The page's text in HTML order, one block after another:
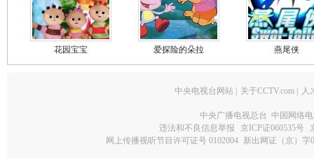
花园宝宝 爱探险的朵拉 燕尾侠
中央电视台网站 关于CCTV.com 人
中央广播电视总台 中国网络
违法和不良信息举报
京ICP证060535号
网上传播视听节目许可证号 0102004 新出网证（京）